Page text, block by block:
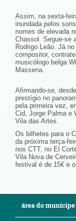
Assim, na sexta-
inundada pelos
nomes de elevada
Chassol. Segue-se
Rodrigo Leão. Já
compositor,
musicólogo belga
Massena.
Afirmando-se,
prestígio no
pela primeira vez,
Cid, Jorge Palma e
Vila das Artes.
Os bilhetes para o
da próxima terça-
nos CTT, no El
Vila Nova de
festival é de 15€ e
área do munícipe